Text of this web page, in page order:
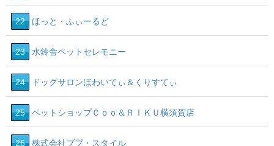
22 ほっと・ふぃーるど
23 水鈴舎ペットセレモニー
24 ドッグサロンほわいてぃ＆くりすてぃ
25 ペットショップＣｏｏ＆ＲＩＫＵ横須賀店
26 株式会社ブブ・スタイル